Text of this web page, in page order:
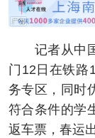
教育 健
生活 演
展会 走
人才在线 天
记者从中国
门12日在铁路
务专区，同时
符合条件的学
返车票，春运